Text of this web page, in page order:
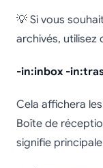
💡 Si vous
archivés, utilisez
-in:inbox -
Cela affichera
Boîte de
signifie